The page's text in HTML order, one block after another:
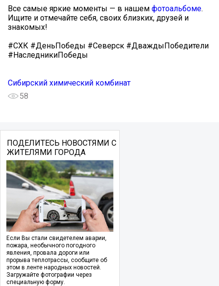
Все самые яркие моменты — в нашем фотоальбоме.
Ищите и отмечайте себя, своих близких, друзей и
знакомых!
#СХК #ДеньПобеды #Северск #ДваждыПобедители
#НаследникиПобеды
Сибирский химический комбинат
58
ПОДЕЛИТЕСЬ НОВОСТЯМИ С
ЖИТЕЛЯМИ ГОРОДА
Если Вы стали свидетелем аварии,
пожара, необычного погодного
явления, провала дороги или
прорыва теплотрассы, сообщите об
этом в ленте народных новостей.
Загружайте фотографии через
специальную форму.